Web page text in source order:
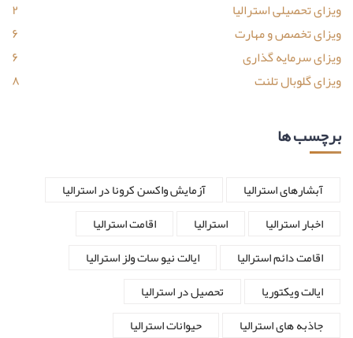
ویزای تحصیلی استرالیا
۲
ویزای تخصص و مهارت
۶
ویزای سرمایه گذاری
۶
ویزای گلوبال تلنت
۸
برچسب ها
آبشارهای استرالیا
آزمایش واکسن کرونا در استرالیا
اخبار استرالیا
استرالیا
اقامت استرالیا
اقامت دائم استرالیا
ایالت نیو سات ولز استرالیا
ایالت ویکتوریا
تحصیل در استرالیا
جاذبه های استرالیا
حیوانات استرالیا